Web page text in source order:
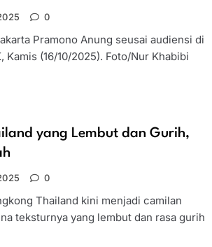
0
Pramono Anung seusai audiensi di
Kamis (16/10/2025). Foto/Nur Khabibi
yang Lembut dan Gurih,
0
Thailand kini menjadi camilan
teksturnya yang lembut dan rasa gurih